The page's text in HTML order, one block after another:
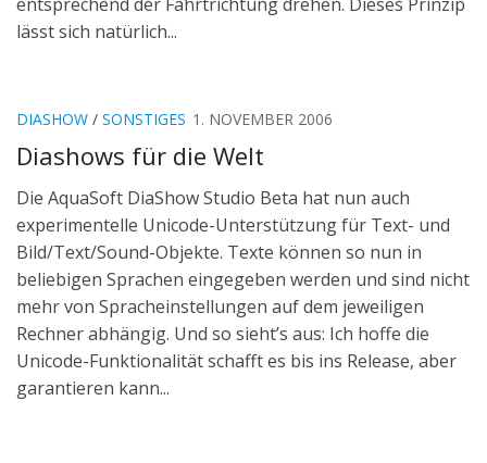
lässt sich natürlich...
DIASHOW / SONSTIGES 1. NOVEMBER 2006
Diashows für die Welt
Die AquaSoft DiaShow Studio Beta hat nun auch
experimentelle Unicode-Unterstützung für Text- und
Bild/Text/Sound-Objekte. Texte können so nun in
beliebigen Sprachen eingegeben werden und sind nicht
mehr von Spracheinstellungen auf dem jeweiligen
Rechner abhängig. Und so sieht’s aus: Ich hoffe die
Unicode-Funktionalität schafft es bis ins Release, aber
garantieren kann...